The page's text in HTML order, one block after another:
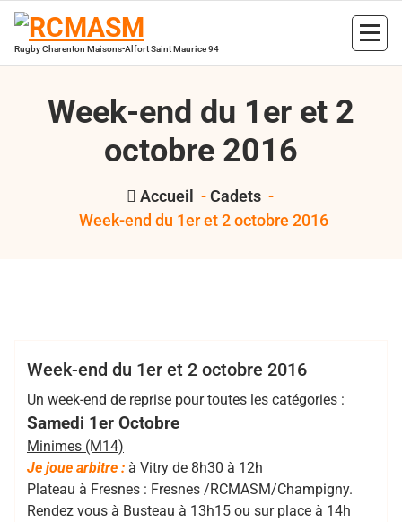
Aller
au
contenu
Rugby Charenton Maisons-Alfort Saint Maurice 94
Week-end du 1er et 2
octobre 2016
Accueil -Cadets -
Week-end du 1er et 2 octobre 2016
Cadets Club EDR Juniors Minimes
Week-end du 1er et 2 octobre 2016
Un week-end de reprise pour toutes les catégories :
Samedi 1er Octobre
Minimes (M14)
Je joue arbitre : à Vitry de 8h30 à 12h
Plateau à Fresnes : Fresnes /RCMASM/Champigny.
Rendez vous à Busteau à 13h15 ou sur place à 14h